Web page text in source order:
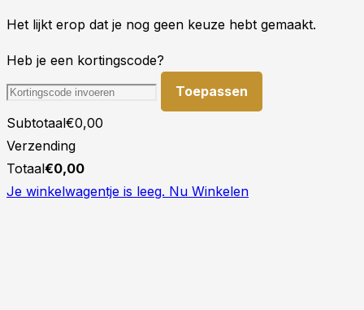
Het lijkt erop dat je nog geen keuze hebt gemaakt.
Heb je een kortingscode?
Toepassen
Subtotaal€0,00
Verzending
Totaal€0,00
Je winkelwagentje is leeg. Nu Winkelen